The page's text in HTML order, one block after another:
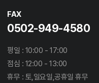
FAX
0502-949-4580
평일 : 10:00 - 17:00
점심 : 12:00 - 13:00
휴무 : 토,일요일,공휴일 휴무